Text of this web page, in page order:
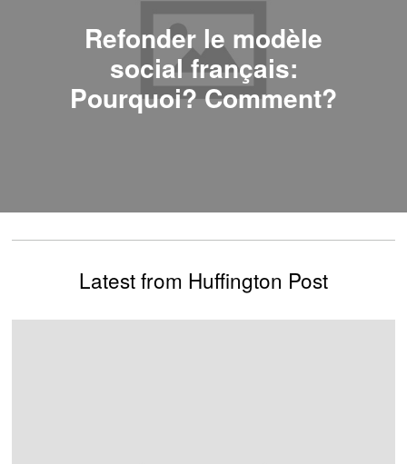
Refonder le modèle
social français:
Pourquoi? Comment?
Latest from Huffington Post